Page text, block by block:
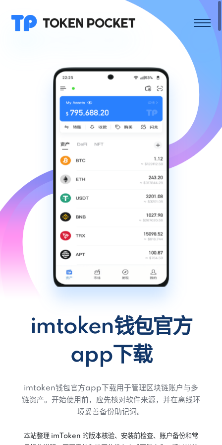
imtoken钱包官方
app下载
imtoken钱包官方app下载用于管理区块链账户与多
链资产。开始使用前，应先核对软件来源，并在离线环
境妥善备份助记词。
本站整理 imToken 的版本核验、安装前检查、账户备份和常